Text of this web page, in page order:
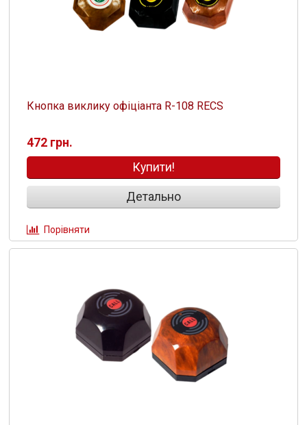
Кнопка виклику офіціанта R-108 RECS
472 грн.
Купити!
Детально
Порівняти